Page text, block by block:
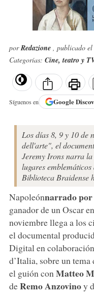
porRedazione , publicado el
Categorías: Cine, teatro y
Síguenos en Google
Los días 8, 9 y 10 de
dell'arte", el
Jeremy Irons narra
lugares
Biblioteca Braidense
Napoleónnarrado
ganador de un Oscar
noviembre llega a los
el documental
Digital en
d’Italia, sobre un tema
el guión con Matteo
deRemo Anzovinoy